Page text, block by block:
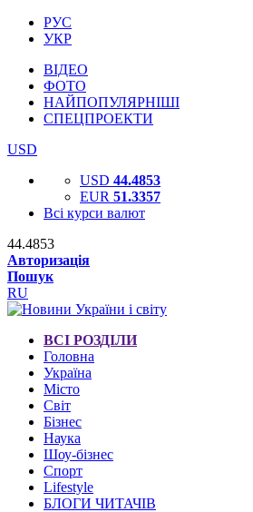
РУС
УКР
ВІДЕО
ФОТО
НАЙПОПУЛЯРНІШІ
СПЕЦПРОЕКТИ
USD
USD 44.4853
EUR 51.3357
Всі курси валют
44.4853
Авторизація
Пошук
RU
ВСІ РОЗДІЛИ
Головна
Україна
Місто
Світ
Бізнес
Наука
Шоу-бізнес
Спорт
Lifestyle
БЛОГИ ЧИТАЧІВ